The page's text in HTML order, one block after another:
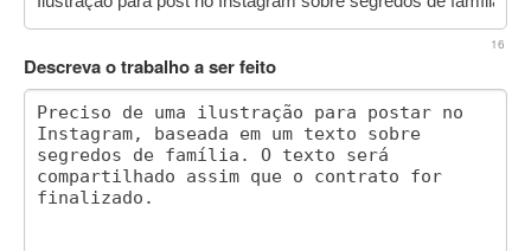
16
Descreva o trabalho a ser feito